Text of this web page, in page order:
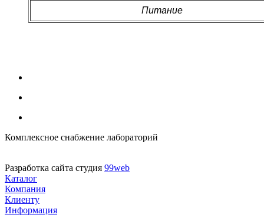
Питание
Комплексное снабжение лабораторий
Разработка сайта студия 99web
Каталог
Компания
Клиенту
Информация